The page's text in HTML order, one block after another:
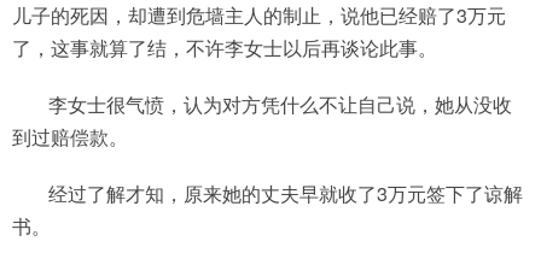
儿子的死因，却遭到危墙主人的制止，说他已经赔了3万元
了，这事就算了结，不许李女士以后再谈论此事。
李女士很气愤，认为对方凭什么不让自己说，她从没收
到过赔偿款。
经过了解才知，原来她的丈夫早就收了3万元签下了谅解
书。